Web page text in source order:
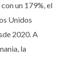
un 179%, el
Unidos
2020. A
la